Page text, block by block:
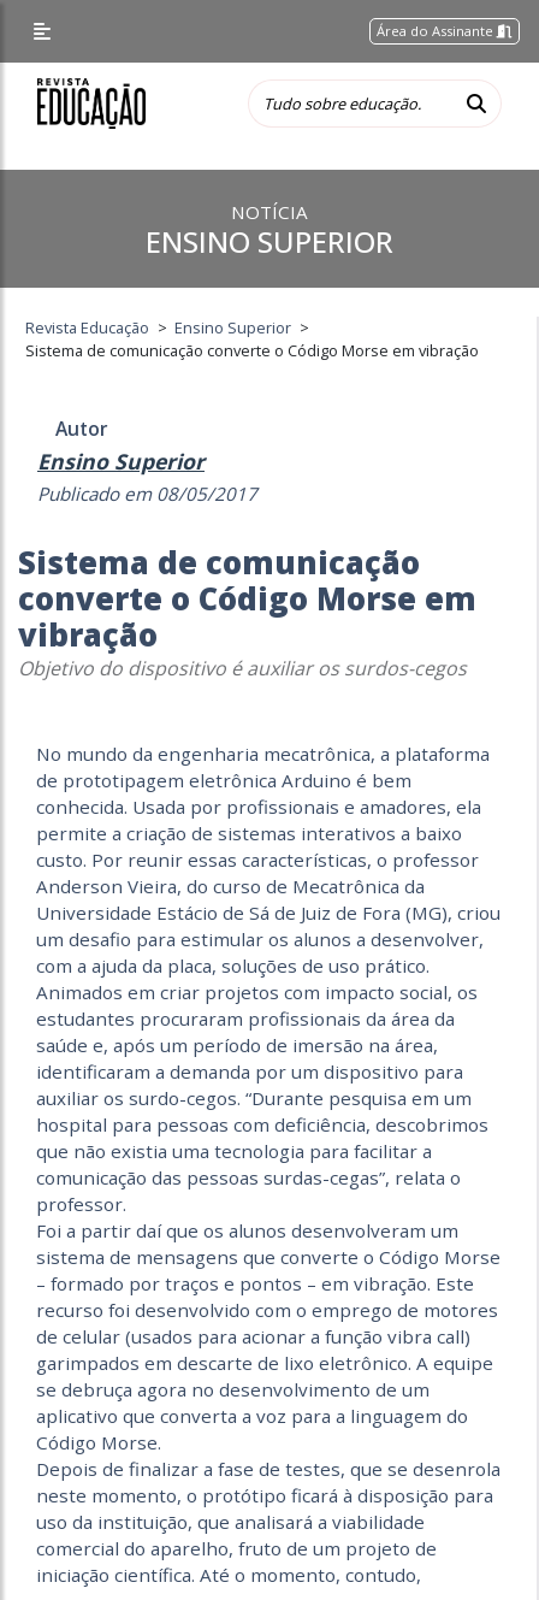
Área do Assinante
NOTÍCIA
ENSINO SUPERIOR
Revista Educação > Ensino Superior >
Sistema de comunicação converte o Código Morse em vibração
Autor
Ensino Superior
Publicado em 08/05/2017
Sistema de comunicação
converte o Código Morse em
vibração
Objetivo do dispositivo é auxiliar os surdos-cegos
No mundo da engenharia mecatrônica, a plataforma
de prototipagem eletrônica Arduino é bem
conhecida. Usada por profissionais e amadores, ela
permite a criação de sistemas interativos a baixo
custo. Por reunir essas características, o professor
Anderson Vieira, do curso de Mecatrônica da
Universidade Estácio de Sá de Juiz de Fora (MG), criou
um desafio para estimular os alunos a desenvolver,
com a ajuda da placa, soluções de uso prático.
Animados em criar projetos com impacto social, os
estudantes procuraram profissionais da área da
saúde e, após um período de imersão na área,
identificaram a demanda por um dispositivo para
auxiliar os surdo-cegos. “Durante pesquisa em um
hospital para pessoas com deficiência, descobrimos
que não existia uma tecnologia para facilitar a
comunicação das pessoas surdas-cegas”, relata o
professor.
Foi a partir daí que os alunos desenvolveram um
sistema de mensagens que converte o Código Morse
– formado por traços e pontos – em vibração. Este
recurso foi desenvolvido com o emprego de motores
de celular (usados para acionar a função vibra call)
garimpados em descarte de lixo eletrônico. A equipe
se debruça agora no desenvolvimento de um
aplicativo que converta a voz para a linguagem do
Código Morse.
Depois de finalizar a fase de testes, que se desenrola
neste momento, o protótipo ficará à disposição para
uso da instituição, que analisará a viabilidade
comercial do aparelho, fruto de um projeto de
iniciação científica. Até o momento, contudo,